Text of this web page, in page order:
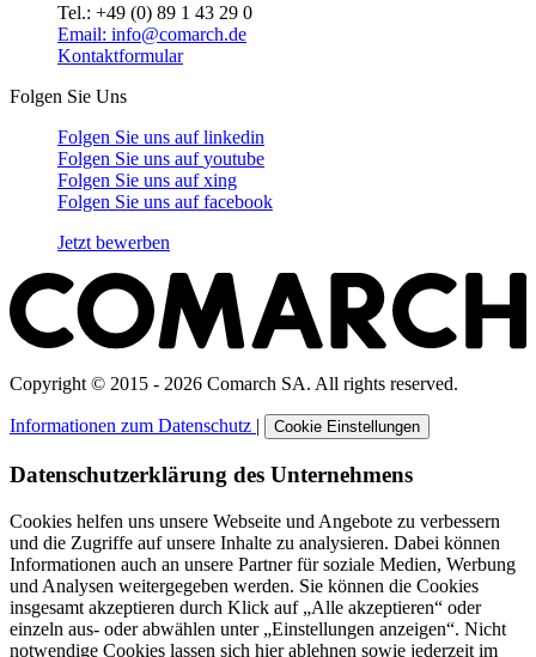
Tel.: +49 (0) 89 1 43 29 0
Email: info@comarch.de
Kontaktformular
Folgen Sie Uns
Folgen Sie uns auflinkedin
Folgen Sie uns aufyoutube
Folgen Sie uns aufxing
Folgen Sie uns auffacebook
Jetzt bewerben
Copyright © 2015 - 2026 Comarch SA. All rights reserved.
Informationen zum Datenschutz | Cookie Einstellungen
Datenschutzerklärung des Unternehmens
Cookies helfen uns unsere Webseite und Angebote zu verbessern
und die Zugriffe auf unsere Inhalte zu analysieren. Dabei können
Informationen auch an unsere Partner für soziale Medien, Werbung
und Analysen weitergegeben werden. Sie können die Cookies
insgesamt akzeptieren durch Klick auf „Alle akzeptieren“ oder
einzeln aus- oder abwählen unter „Einstellungen anzeigen“. Nicht
notwendige Cookies lassen sich hier ablehnen sowie jederzeit im